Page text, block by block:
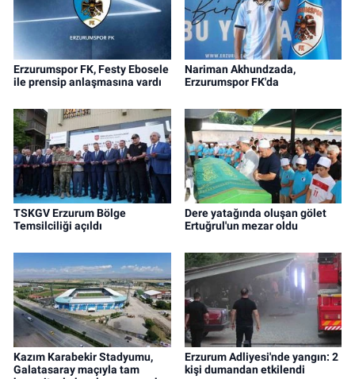
Erzurumspor FK, Festy Ebosele
ile prensip anlaşmasına vardı
Nariman Akhundzada,
Erzurumspor FK'da
TSKGV Erzurum Bölge
Temsilciliği açıldı
Dere yatağında oluşan gölet
Ertuğrul'un mezar oldu
Kazım Karabekir Stadyumu,
Galatasaray maçıyla tam
Erzurum Adliyesi'nde yangın: 2
kişi dumandan etkilendi